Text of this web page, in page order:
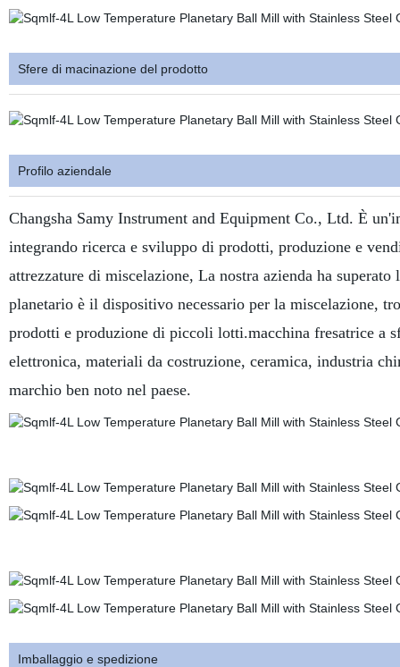
Sfere di macinazione del prodotto
Profilo aziendale
Changsha Samy Instrument and Equipment Co., Ltd. È
integrando ricerca e sviluppo di prodotti, produzione e
attrezzature di miscelazione, La nostra azienda ha
planetario è il dispositivo necessario per la miscelazione,
prodotti e produzione di piccoli lotti.macchina fresatrice a
elettronica, materiali da costruzione, ceramica, industria
marchio ben noto nel paese.
Imballaggio e spedizione